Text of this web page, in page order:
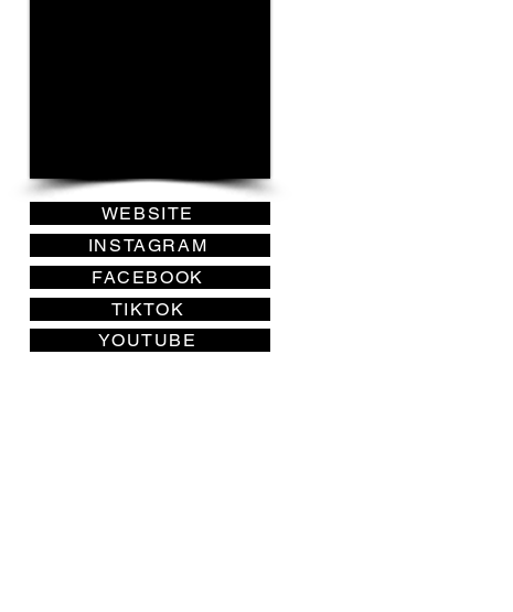
WEBSITE
INSTAGRAM
FACEBOOK
TIKTOK
YOUTUBE